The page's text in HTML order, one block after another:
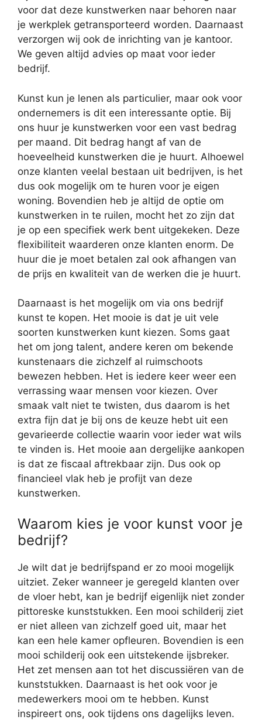
voor dat deze kunstwerken naar behoren naar
je werkplek getransporteerd worden. Daarnaast
verzorgen wij ook de inrichting van je kantoor.
We geven altijd advies op maat voor ieder
bedrijf.
Kunst kun je lenen als particulier, maar ook voor
ondernemers is dit een interessante optie. Bij
ons huur je kunstwerken voor een vast bedrag
per maand. Dit bedrag hangt af van de
hoeveelheid kunstwerken die je huurt. Alhoewel
onze klanten veelal bestaan uit bedrijven, is het
dus ook mogelijk om te huren voor je eigen
woning. Bovendien heb je altijd de optie om
kunstwerken in te ruilen, mocht het zo zijn dat
je op een specifiek werk bent uitgekeken. Deze
flexibiliteit waarderen onze klanten enorm. De
huur die je moet betalen zal ook afhangen van
de prijs en kwaliteit van de werken die je huurt.
Daarnaast is het mogelijk om via ons bedrijf
kunst te kopen. Het mooie is dat je uit vele
soorten kunstwerken kunt kiezen. Soms gaat
het om jong talent, andere keren om bekende
kunstenaars die zichzelf al ruimschoots
bewezen hebben. Het is iedere keer weer een
verrassing waar mensen voor kiezen. Over
smaak valt niet te twisten, dus daarom is het
extra fijn dat je bij ons de keuze hebt uit een
gevarieerde collectie waarin voor ieder wat wils
te vinden is. Het mooie aan dergelijke aankopen
is dat ze fiscaal aftrekbaar zijn. Dus ook op
financieel vlak heb je profijt van deze
kunstwerken.
Waarom kies je voor kunst voor je
bedrijf?
Je wilt dat je bedrijfspand er zo mooi mogelijk
uitziet. Zeker wanneer je geregeld klanten over
de vloer hebt, kan je bedrijf eigenlijk niet zonder
pittoreske kunststukken. Een mooi schilderij ziet
er niet alleen van zichzelf goed uit, maar het
kan een hele kamer opfleuren. Bovendien is een
mooi schilderij ook een uitstekende ijsbreker.
Het zet mensen aan tot het discussiëren van de
kunststukken. Daarnaast is het ook voor je
medewerkers mooi om te hebben. Kunst
inspireert ons, ook tijdens ons dagelijks leven.